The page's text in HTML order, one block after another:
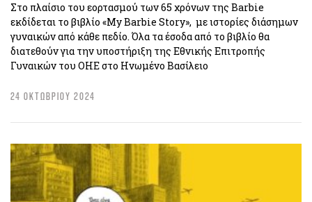
Στο πλαίσιο του εορτασμού των 65 χρόνων της Barbie
εκδίδεται το βιβλίο «My Barbie Story», με ιστορίες διάσημων
γυναικών από κάθε πεδίο. Όλα τα έσοδα από το βιβλίο θα
διατεθούν για την υποστήριξη της Εθνικής Επιτροπής
Γυναικών του ΟΗΕ στο Ηνωμένο Βασίλειο
24 ΟΚΤΩΒΡΙΟΥ 2024